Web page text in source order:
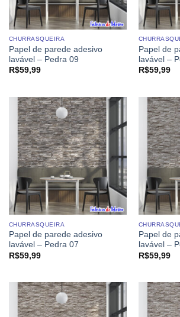
CHURRASQUEIRA
Papel de parede adesivo
lavável – Pedra 09
R$59,99
Papel de
lavável –
R$59,99
CHURRASQUEIRA
Papel de parede adesivo
lavável – Pedra 07
R$59,99
Papel de
lavável –
R$59,99